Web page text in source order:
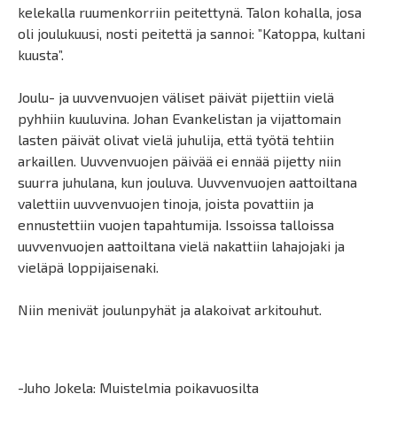
kelekalla ruumenkorriin peitettynä. Talon kohalla, josa
oli joulukuusi, nosti peitettä ja sannoi: ”Katoppa, kultani
kuusta”.
Joulu- ja uuvvenvuojen väliset päivät pijettiin vielä
pyhhiin kuuluvina. Johan Evankelistan ja vijattomain
lasten päivät olivat vielä juhulija, että työtä tehtiin
arkaillen. Uuvvenvuojen päivää ei ennää pijetty niin
suurra juhulana, kun jouluva. Uuvvenvuojen aattoiltana
valettiin uuvvenvuojen tinoja, joista povattiin ja
ennustettiin vuojen tapahtumija. Issoissa talloissa
uuvvenvuojen aattoiltana vielä nakattiin lahajojaki ja
vieläpä loppijaisenaki.
Niin menivät joulunpyhät ja alakoivat arkitouhut.
-Juho Jokela: Muistelmia poikavuosilta